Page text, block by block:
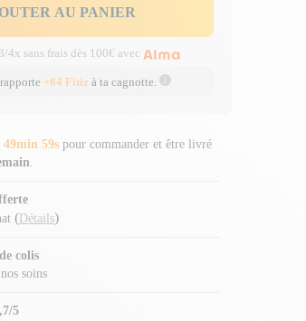
AU PANIER
4x sans frais dès 100€ avec
+84 Fitiz à ta cagnotte.
49min 58spour commander et être livré
.
( Détails)
colis
soins
5